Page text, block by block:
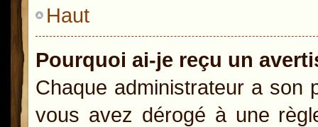
Haut
Pourquoi ai-je reçu un
Chaque administrateur a son
vous avez dérogé à une